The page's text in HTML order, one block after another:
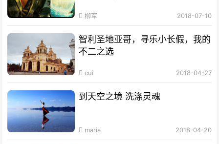
柳军 2018-07-10
智利圣地亚哥，寻乐小长假，我的
不二之选
cui 2018-04-27
到天空之境 洗涤灵魂
maria 2018-04-20